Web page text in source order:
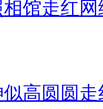
馆走红网
高圆圆走